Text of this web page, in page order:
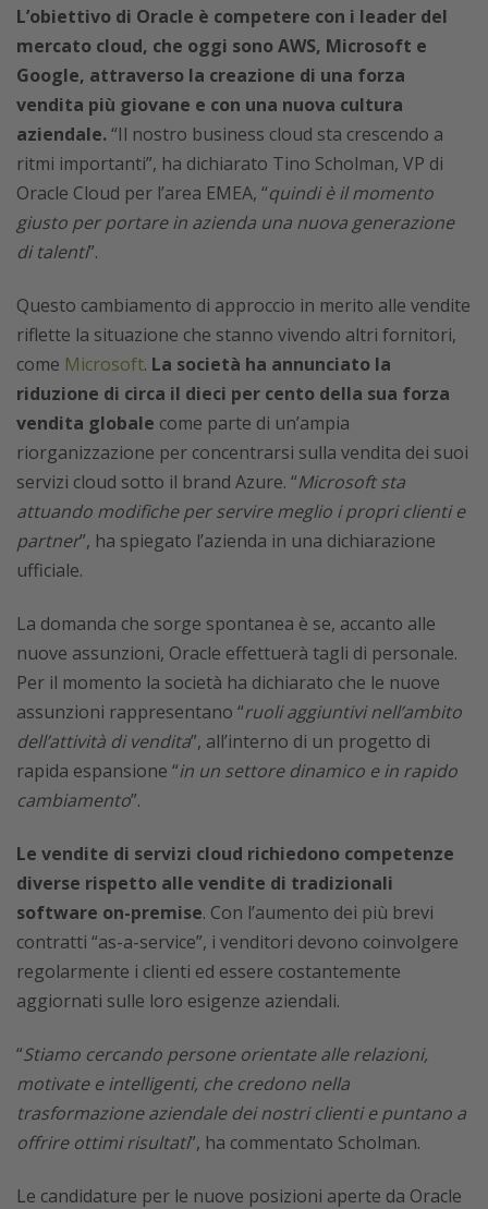
L’obiettivo di Oracle è competere con i leader del
mercato cloud, che oggi sono AWS, Microsoft e
Google, attraverso la creazione di una forza
vendita più giovane e con una nuova cultura
aziendale.“Il nostro business cloud sta crescendo a
ritmi importanti”, ha dichiarato Tino Scholman, VP di
Oracle Cloud per l’area EMEA, “quindi è il momento
giusto per portare in azienda una nuova generazione
di talenti”.
Questo cambiamento di approccio in merito alle vendite
riflette la situazione che stanno vivendo altri fornitori,
come Microsoft. La società ha annunciato la
riduzione di circa il dieci per cento della sua forza
vendita globale come parte di un’ampia
riorganizzazione per concentrarsi sulla vendita dei suoi
servizi cloud sotto il brand Azure. “Microsoft sta
attuando modifiche per servire meglio i propri clienti e
partner”, ha spiegato l’azienda in una dichiarazione
ufficiale.
La domanda che sorge spontanea è se, accanto alle
nuove assunzioni, Oracle effettuerà tagli di personale.
Per il momento la società ha dichiarato che le nuove
assunzioni rappresentano “ruoli aggiuntivi nell’ambito
dell’attività di vendita”, all’interno di un progetto di
rapida espansione “in un settore dinamico e in rapido
cambiamento”.
Le vendite di servizi cloud richiedono competenze
diverse rispetto alle vendite di tradizionali
software on-premise. Con l’aumento dei più brevi
contratti “as-a-service”, i venditori devono coinvolgere
regolarmente i clienti ed essere costantemente
aggiornati sulle loro esigenze aziendali.
“Stiamo cercando persone orientate alle relazioni,
motivate e intelligenti, che credono nella
trasformazione aziendale dei nostri clienti e puntano a
offrire ottimi risultati”, ha commentato Scholman.
Le candidature per le nuove posizioni aperte da Oracle